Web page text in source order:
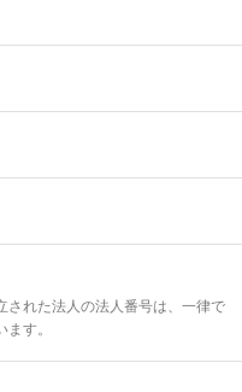
れた法人の法人番号は、一律で
す。